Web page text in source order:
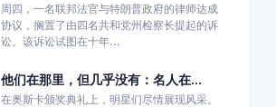
周四，一名联邦法官与特朗普政府的律师达成
协议，搁置了由四名共和党州检察长提起的诉
讼。该诉讼试图在十年...
他们在那里，但几乎没有：名人在...
在奥斯卡颁奖典礼上，明星们尽情展现风采。